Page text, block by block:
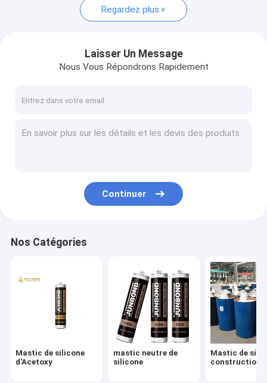
Mastic de silicone d'Acetoxy
Mastic de silicone de construction
Mousse d'unité centrale
Mastic de silicone de fenêtre
mastic imperméable de silicone
Mastic de polyuréthane de pare-brise
Mastic de silicone d'arrêt du feu
mastic de polymère de Mme
Regardez plus
Laisser Un Message
Nous Vous Répondrons Rapidement
Continuer
Nos Catégories
Mastic de silicone
d'Acetoxy
mastic neutre de
silicone
Mastic de
construction